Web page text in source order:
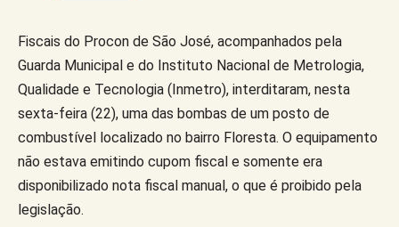
Fiscais do Procon de São José, acompanhados pela
Guarda Municipal e do Instituto Nacional de Metrologia,
Qualidade e Tecnologia (Inmetro), interditaram, nesta
sexta-feira (22), uma das bombas de um posto de
combustível localizado no bairro Floresta. O equipamento
não estava emitindo cupom fiscal e somente era
disponibilizado nota fiscal manual, o que é proibido pela
legislação.